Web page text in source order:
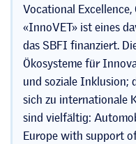
Vocational
«InnoVET» ist eines
das SBFI finanziert.
Ökosysteme für
und soziale Inklusion;
sich zu internationale
sind vielfältig:
Europe with support